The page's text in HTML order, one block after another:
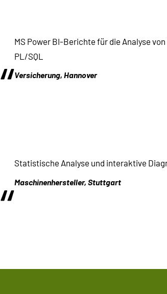
“
MS Power BI-Berichte für die Analyse
PL/SQL
Versicherung, Hannover
“
Statistische Analyse und interaktive
Maschinenhersteller, Stuttgart